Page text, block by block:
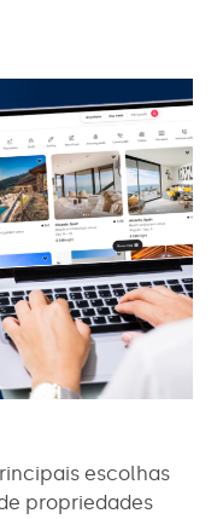
escolhas
propriedades